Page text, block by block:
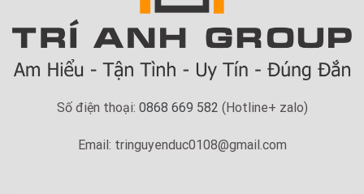
Số điện thoại: 0868 669 582 (Hotline+ zalo)
Email: tringuyenduc0108@gmail.com